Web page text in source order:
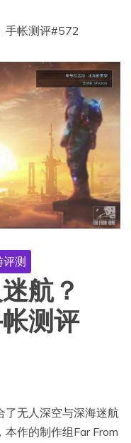
手帐测评#572
测
航？
测评
了无人深空与深海迷航
作的制作组Far From